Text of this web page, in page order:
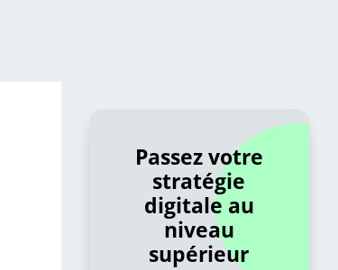
Passez votre
stratégie
digitale au
niveau
supérieur